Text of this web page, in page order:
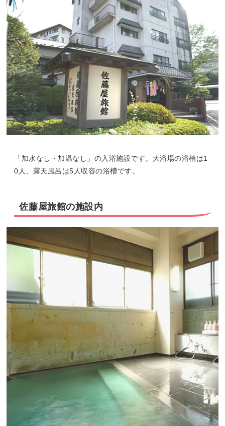
「加水なし・加温なし」の入浴施設です。大浴場の浴槽は1
0人、露天風呂は5人収容の浴槽です。
佐藤屋旅館の施設内